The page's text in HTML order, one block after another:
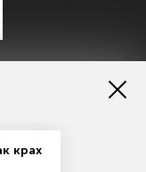
крах